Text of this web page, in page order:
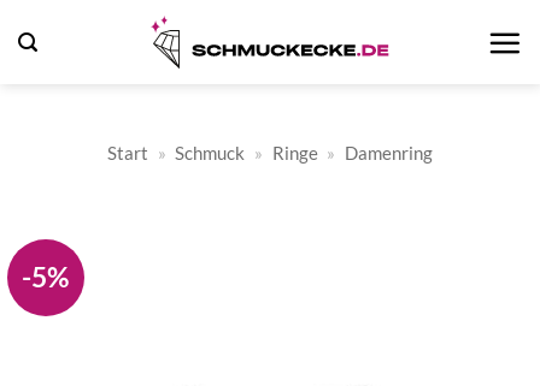
Inhalt
Start » Schmuck » Ringe » Damenring
-5%